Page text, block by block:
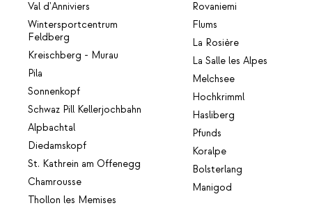
Val d'Anniviers
Wintersportcentrum
Feldberg
Kreischberg - Murau
Pila
Sonnenkopf
Schwaz Pill Kellerjochbahn
Alpbachtal
Diedamskopf
St. Kathrein am Offenegg
Chamrousse
Thollon les Memises
Rovaniemi
Flums
La Rosière
La Salle les Alpes
Melchsee
Hochkrimml
Hasliberg
Pfunds
Koralpe
Bolsterlang
Manigod